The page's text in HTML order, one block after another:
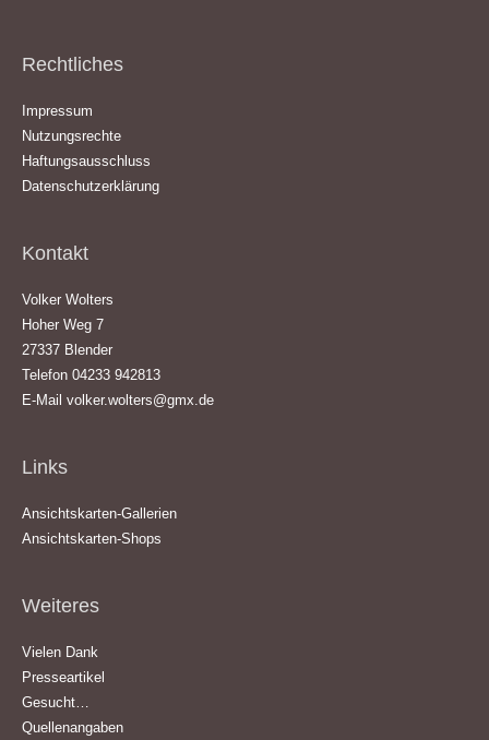
Rechtliches
Impressum
Nutzungsrechte
Haftungsausschluss
Datenschutzerklärung
Kontakt
Volker Wolters
Hoher Weg 7
27337 Blender
Telefon 04233 942813
E-Mail volker.wolters@gmx.de
Links
Ansichtskarten-Gallerien
Ansichtskarten-Shops
Weiteres
Vielen Dank
Presseartikel
Gesucht…
Quellenangaben